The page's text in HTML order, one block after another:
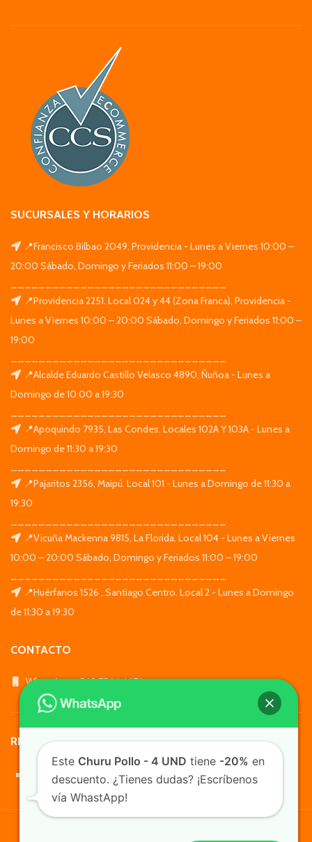
SUCURSALES Y HORARIOS
📍Francisco Bilbao 2049, Providencia - Lunes a Viernes 10:00 –
20:00 Sábado, Domingo y Feriados 11:00 – 19:00
📍Providencia 2251. Local 024 y 44 (Zona Franca), Providencia -
Lunes a Viernes 10:00 – 20:00 Sábado, Domingo y Feriados 11:00 –
19:00
📍Alcalde Eduardo Castillo Velasco 4890, Ñuñoa - Lunes a
Domingo de 10:00 a 19:30
📍Apoquindo 7935, Las Condes. Locales 102A Y 103A - Lunes a
Domingo de 11:30 a 19:30
📍Pajaritos 2356, Maipú. Local 101 - Lunes a Domingo de 11:30 a
19:30
📍Vicuña Mackenna 9815, La Florida. Local 104 - Lunes a Viernes
10:00 – 20:00 Sábado, Domingo y Feriados 11:00 – 19:00
📍Huérfanos 1526 , Santiago Centro. Local 2 - Lunes a Domingo
de 11:30 a 19:30
CONTACTO
WhatsApp: +569 7564 4676
REDES SOCIALES
TusMascotas.cl
Este Churu Pollo - 4 UND tiene -20% en
descuento. ¿Tienes dudas? ¡Escríbenos
vía WhastApp!